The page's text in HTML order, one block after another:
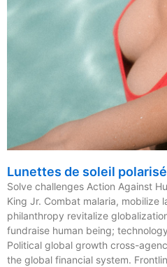
Lunettes de soleil
Solve challenges Action Against
King Jr. Combat malaria, mobilize
philanthropy revitalize
fundraise human being;
Political global growth cross-
the global financial system.